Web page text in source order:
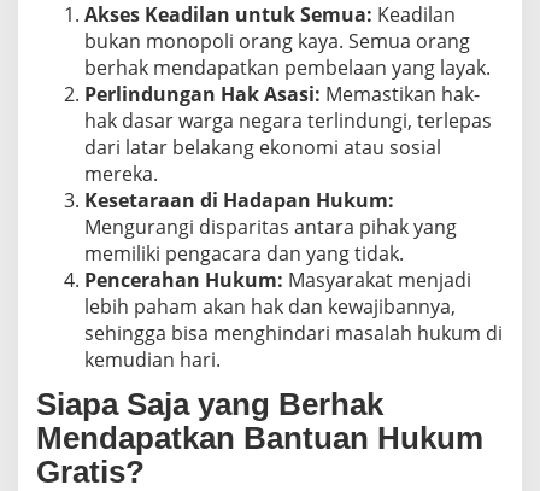
Akses Keadilan untuk Semua: Keadilan
bukan monopoli orang kaya. Semua orang
berhak mendapatkan pembelaan yang layak.
Perlindungan Hak Asasi: Memastikan hak-
hak dasar warga negara terlindungi, terlepas
dari latar belakang ekonomi atau sosial
mereka.
Kesetaraan di Hadapan Hukum:
Mengurangi disparitas antara pihak yang
memiliki pengacara dan yang tidak.
Pencerahan Hukum: Masyarakat menjadi
lebih paham akan hak dan kewajibannya,
sehingga bisa menghindari masalah hukum di
kemudian hari.
Siapa Saja yang Berhak
Mendapatkan Bantuan Hukum
Gratis?